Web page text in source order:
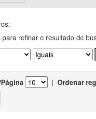
para refinar o resultado de
| Ordenar